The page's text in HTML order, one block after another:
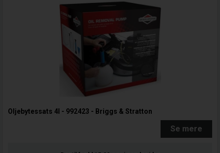
Oljebytessats 4l - 992423 - Briggs & Stratton
Se mere